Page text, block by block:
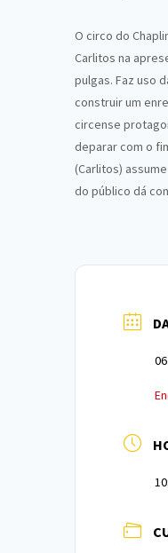
O circo do
Carlitos na
pulgas. Faz uso
construir um
circense
deparar com o
(Carlitos)
do público dá